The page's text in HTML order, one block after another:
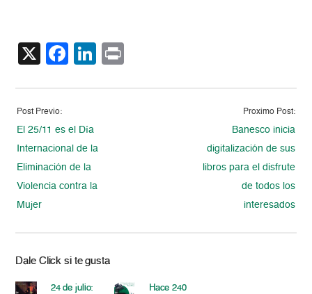
X Facebook
LinkedIn
Post Previo:
El 25/11 es el Día
Internacional de la
Eliminación de la
Violencia contra la
Mujer
Proximo Post:
Banesco inicia
digitalización de sus
libros para el disfrute
de todos los
interesados
Dale Click si te gusta
24 de julio:
Hace 240